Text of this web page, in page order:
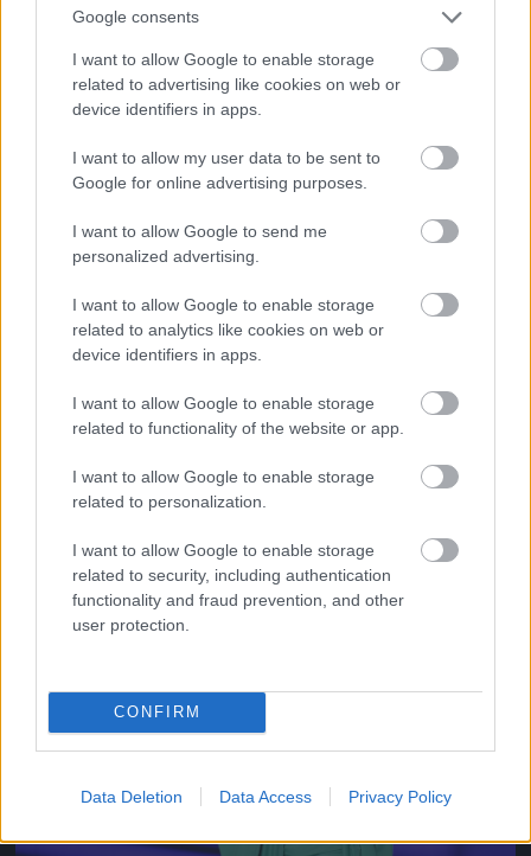
Google consents
I want to allow Google to enable storage
related to advertising like cookies on web or
device identifiers in apps.
I want to allow my user data to be sent to
Google for online advertising purposes.
I want to allow Google to send me
personalized advertising.
I want to allow Google to enable storage
related to analytics like cookies on web or
device identifiers in apps.
I want to allow Google to enable storage
related to functionality of the website or app.
I want to allow Google to enable storage
related to personalization.
I want to allow Google to enable storage
related to security, including authentication
functionality and fraud prevention, and other
user protection.
CONFIRM
Data Deletion Data Access Privacy Policy
Jön még kép!
Danics Dóra fekete estélyiben
Jön még kép!